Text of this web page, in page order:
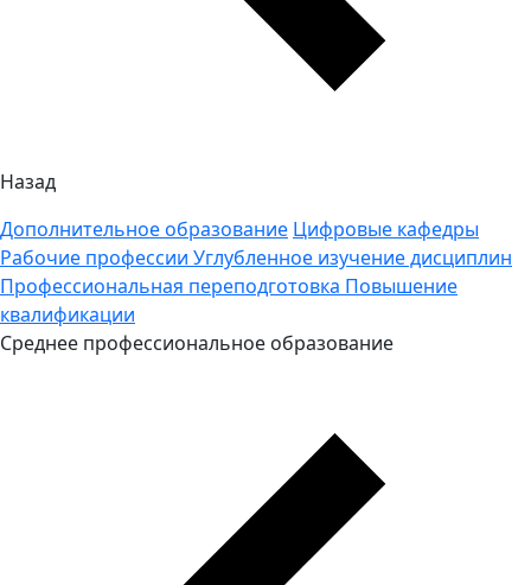
Назад
Дополнительное образование Цифровые кафедры
Рабочие профессии Углубленное изучение дисциплин
Профессиональная переподготовка Повышение
квалификации
Среднее профессиональное образование